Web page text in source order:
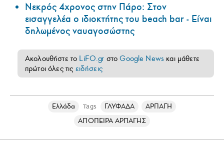
Νεκρός 4χρονος στην Πάρο: Στον
εισαγγελέα ο ιδιοκτήτης του beach bar - Είναι
δηλωμένος ναυαγοσώστης
Ακολουθήστε το LiFO.gr στοGoogle News και μάθετε
πρώτοι όλες τις ειδήσεις
Ελλάδα Tags ΓΛΥΦΑΔΑ
ΑΡΠΑΓΗ
ΑΠΟΠΕΙΡΑ ΑΡΠΑΓΗΣ